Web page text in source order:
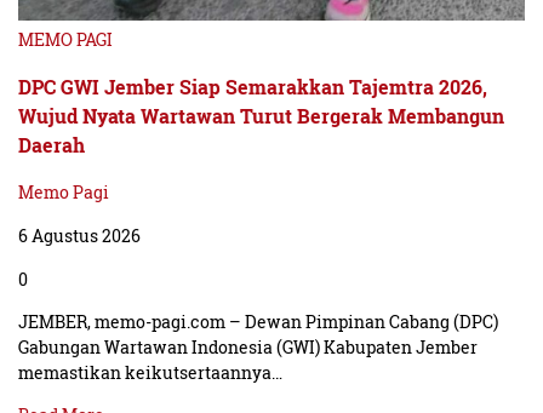
MEMO PAGI
DPC GWI Jember Siap Semarakkan Tajemtra 2026,
Wujud Nyata Wartawan Turut Bergerak Membangun
Daerah
Memo Pagi
6 Agustus 2026
0
JEMBER, memo-pagi.com – Dewan Pimpinan Cabang (DPC)
Gabungan Wartawan Indonesia (GWI) Kabupaten Jember
memastikan keikutsertaannya…